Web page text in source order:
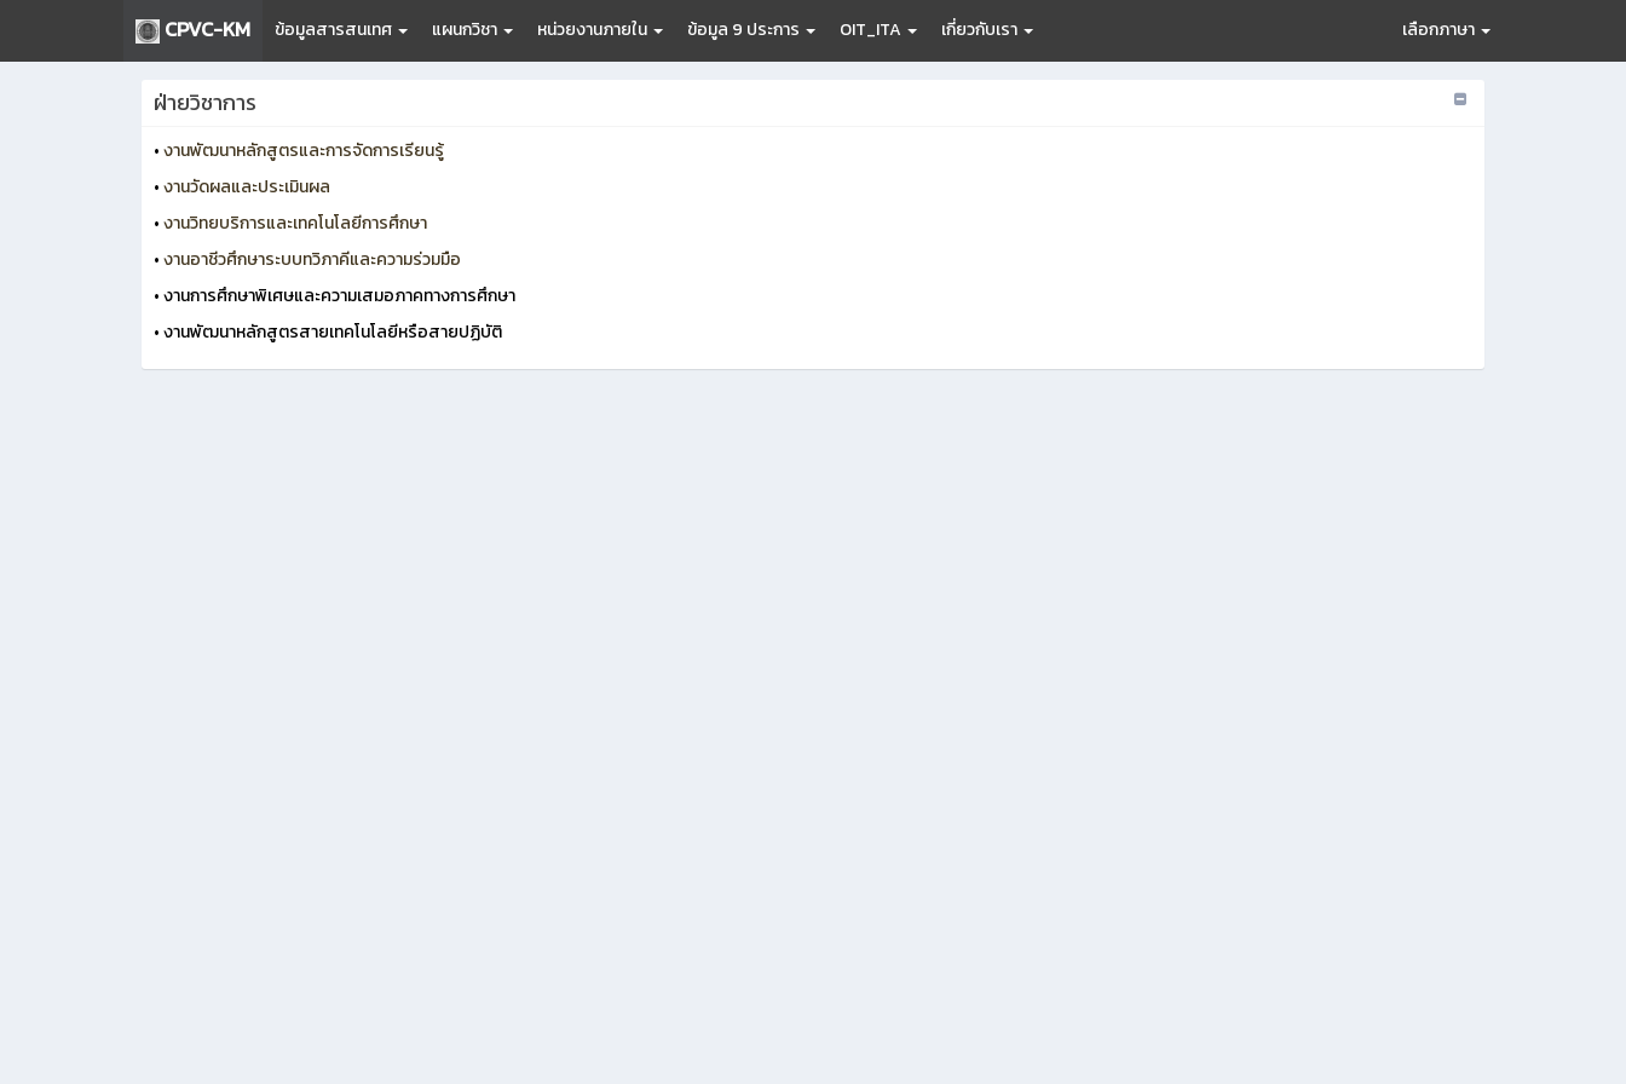
CPVC-KM ข้อมูลสารสนเทศ แผนกวิชา หน่วยงานภายใน ข้อมูล 9 ประการ OIT_ITA เกี่ยวกับเรา เลือกภาษา
ฝ่ายวิชาการ
•งานพัฒนาหลักสูตรและการจัดการเรียนรู้
•งานวัดผลและประเมินผล
•งานวิทยบริการและเทคโนโลยีการศึกษา
•งานอาชีวศึกษาระบบทวิภาคีและความร่วมมือ
• งานการศึกษาพิเศษและความเสมอภาคทางการศึกษา
• งานพัฒนาหลักสูตรสายเทคโนโลยีหรือสายปฏิบัติ